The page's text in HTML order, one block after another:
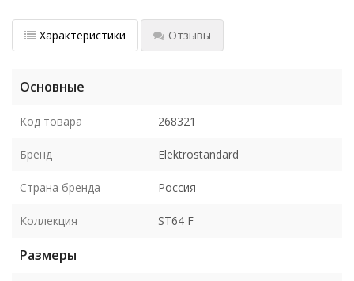
Характеристики Отзывы
Основные
Код товара 268321
Бренд Elektrostandard
Страна бренда Россия
Коллекция ST64 F
Размеры